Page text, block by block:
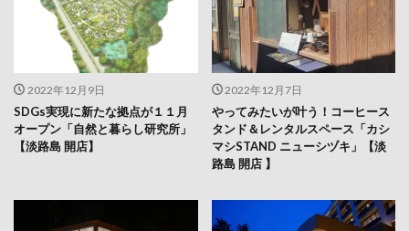
2022年12月9日
SDGs実現に新たな拠点が１１月
オープン「自然と暮らし研究所」
【淡路島 開店】
2022年12月7日
やってみたいが叶う！コーヒース
タンド＆レンタルスペース「カシ
マシSTAND ニューシヅキ」【淡
路島 開店 】